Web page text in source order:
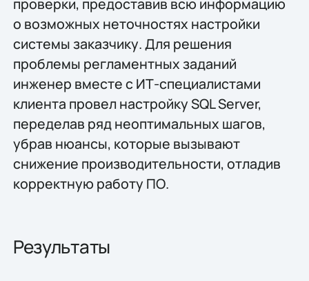
проверки, предоставив всю информацию
о возможных неточностях настройки
системы заказчику. Для решения
проблемы регламентных заданий
инженер вместе с ИТ-специалистами
клиента провел настройку SQL Server,
переделав ряд неоптимальных шагов,
убрав нюансы, которые вызывают
снижение производительности, отладив
корректную работу ПО.
Результаты